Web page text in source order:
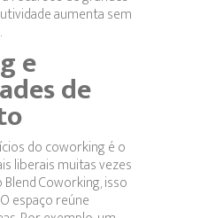
aumenta sem
e
de
do coworking é o
liberais muitas vezes
Coworking, isso
espaço reúne